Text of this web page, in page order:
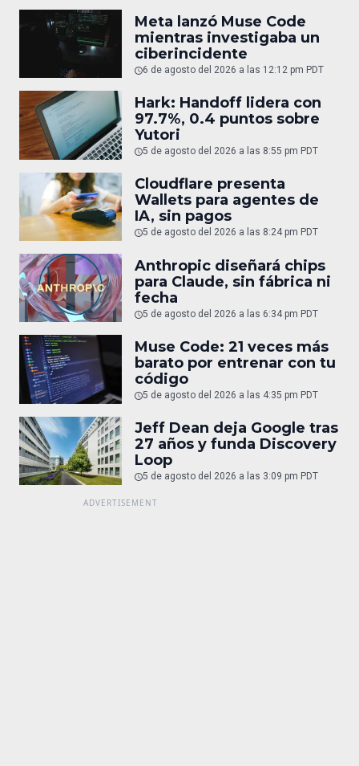
Meta lanzó Muse Code
mientras investigaba un
ciberincidente
6 de agosto del 2026 a las 12:12 pm PDT
Hark: Handoff lidera con
97.7%, 0.4 puntos sobre
Yutori
5 de agosto del 2026 a las 8:55 pm PDT
Cloudflare presenta
Wallets para agentes de
IA, sin pagos
5 de agosto del 2026 a las 8:24 pm PDT
Anthropic diseñará chips
para Claude, sin fábrica ni
fecha
5 de agosto del 2026 a las 6:34 pm PDT
Muse Code: 21 veces más
barato por entrenar con tu
código
5 de agosto del 2026 a las 4:35 pm PDT
Jeff Dean deja Google tras
27 años y funda Discovery
Loop
5 de agosto del 2026 a las 3:09 pm PDT